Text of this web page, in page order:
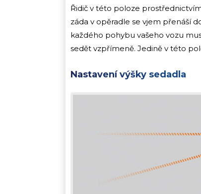
Řidič v této poloze
záda v opěradle se vjem přenáší
každého pohybu vašeho vozu
sedět vzpřímeně. Jedině v této
Nastavení výšky sedadla